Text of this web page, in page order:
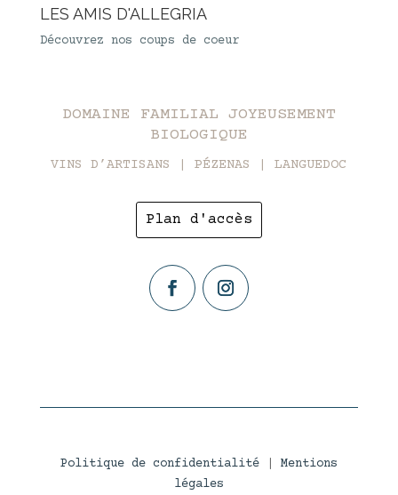
LES AMIS D'ALLEGRIA
Découvrez nos coups de coeur
DOMAINE FAMILIAL JOYEUSEMENT
BIOLOGIQUE
VINS D’ARTISANS | PÉZENAS | LANGUEDOC
Plan d'accès
Politique de confidentialité| Mentions
légales